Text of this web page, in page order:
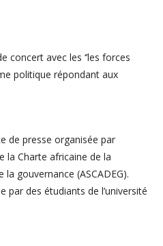
concert avec les ‘’les forces
politique répondant aux
de presse organisée par
la Charte africaine de la
gouvernance (ASCADEG).
des étudiants de l’université